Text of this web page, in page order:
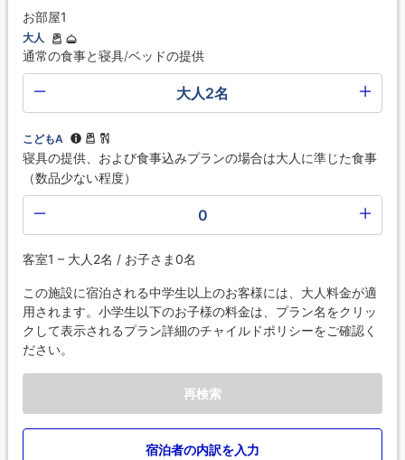
お部屋1
大人
通常の食事と寝具/ベッドの提供
大人2名
こどもA
寝具の提供、および食事込みプランの場合は大人に準じた食事
（数品少ない程度）
0
客室1 – 大人2名 / お子さま0名
この施設に宿泊される中学生以上のお客様には、大人料金が適
用されます。小学生以下のお子様の料金は、プラン名をクリッ
クして表示されるプラン詳細のチャイルドポリシーをご確認く
ださい。
再検索
宿泊者の内訳を入力